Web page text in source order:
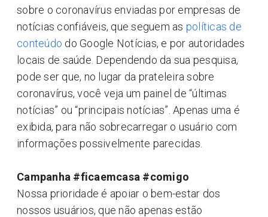
sobre o coronavírus enviadas por empresas de
notícias confiáveis, que seguem as políticas de
conteúdo do Google Notícias, e por autoridades
locais de saúde. Dependendo da sua pesquisa,
pode ser que, no lugar da prateleira sobre
coronavírus, você veja um painel de “últimas
notícias” ou “principais notícias”. Apenas uma é
exibida, para não sobrecarregar o usuário com
informações possivelmente parecidas.
Campanha #ficaemcasa #comigo
Nossa prioridade é apoiar o bem-estar dos
nossos usuários, que não apenas estão